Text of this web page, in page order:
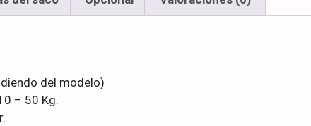
del modelo)
– 50 Kg.